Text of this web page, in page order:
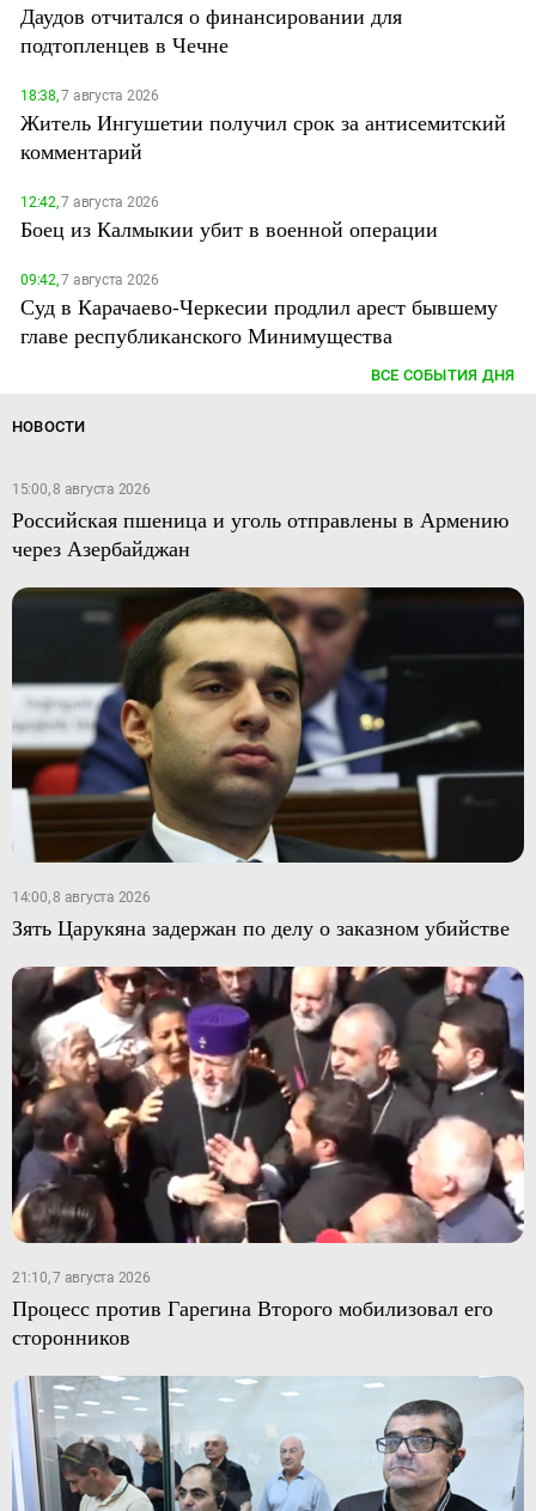
Даудов отчитался о финансировании для
подтопленцев в Чечне
18:38,7 августа 2026
Житель Ингушетии получил срок за антисемитский
комментарий
12:42,7 августа 2026
Боец из Калмыкии убит в военной операции
09:42,7 августа 2026
Суд в Карачаево-Черкесии продлил арест бывшему
главе республиканского Минимущества
ВСЕ СОБЫТИЯ ДНЯ
НОВОСТИ
15:00, 8 августа 2026
Российская пшеница и уголь отправлены в Армению
через Азербайджан
14:00, 8 августа 2026
Зять Царукяна задержан по делу о заказном убийстве
21:10, 7 августа 2026
Процесс против Гарегина Второго мобилизовал его
сторонников